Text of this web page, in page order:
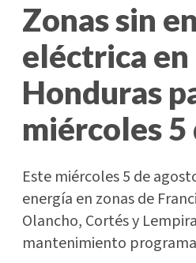
Zonas sin
eléctrica en
Honduras
miércoles 5
Este miércoles 5 de
energía en zonas de
Olancho, Cortés y
mantenimiento